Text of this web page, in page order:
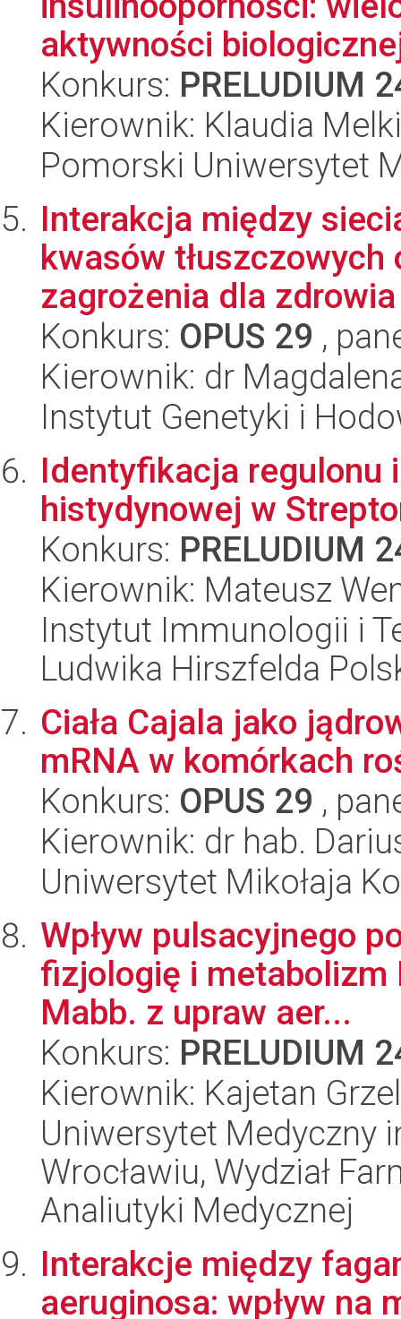
aktywności
Konkurs: PRELUDIUM
Kierownik: Klaudia
Pomorski Uniwersytet
Interakcja między
kwasów
zagrożenia dla
Konkurs: OPUS 29 ,
Kierownik: dr
Instytut Genetyki i
Identyfikacja regulonu
histydynowej w
Konkurs: PRELUDIUM
Kierownik: Mateusz
Instytut Immunologii i
Ludwika Hirszfelda
Ciała Cajala jako
mRNA w komórkach
Konkurs: OPUS 29 ,
Kierownik: dr hab.
Uniwersytet Mikołaja
Wpływ pulsacyjnego
fizjologię i metabolizm
Mabb. z upraw aer...
Konkurs: PRELUDIUM
Kierownik: Kajetan
Uniwersytet Medyczny
Wrocławiu, Wydział
Analiutyki Medycznej
Interakcje między
aeruginosa: wpływ na